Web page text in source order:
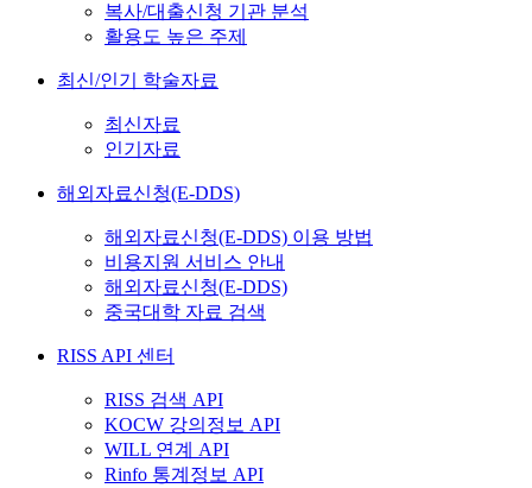
복사/대출신청 기관 분석
활용도 높은 주제
최신/인기 학술자료
최신자료
인기자료
해외자료신청(E-DDS)
해외자료신청(E-DDS) 이용 방법
비용지원 서비스 안내
해외자료신청(E-DDS)
중국대학 자료 검색
RISS API 센터
RISS 검색 API
KOCW 강의정보 API
WILL 연계 API
Rinfo 통계정보 API